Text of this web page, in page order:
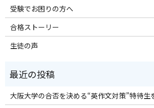
受験でお困りの方へ
合格ストーリー
生徒の声
大阪大学の合否を決める“英作文対策”特待生